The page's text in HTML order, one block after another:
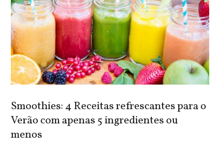
Smoothies: 4 Receitas refrescantes para o
Verão com apenas 5 ingredientes ou
menos